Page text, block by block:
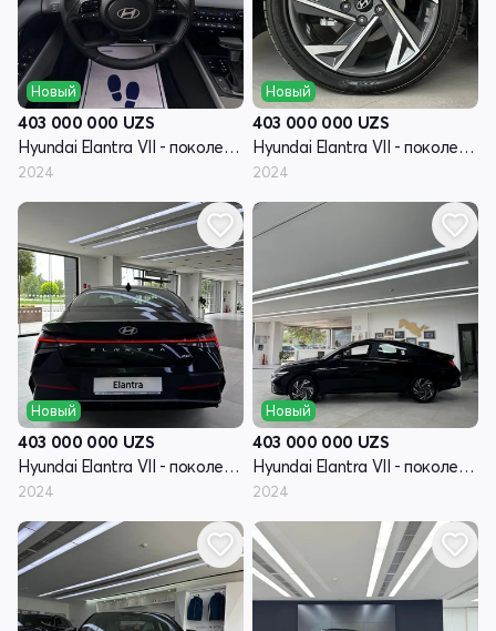
Новый
403 000 000 UZS
Hyundai Elantra VII - поколение рестайлинг (CN7)
2024
Новый
403 000 000 UZS
Hyundai Elantra VII - поколение рестайлинг (CN7)
2024
Новый
403 000 000 UZS
Hyundai Elantra VII - поколение рестайлинг (CN7)
2024
Новый
403 000 000 UZS
Hyundai Elantra VII - поколение рестайлинг (CN7)
2024